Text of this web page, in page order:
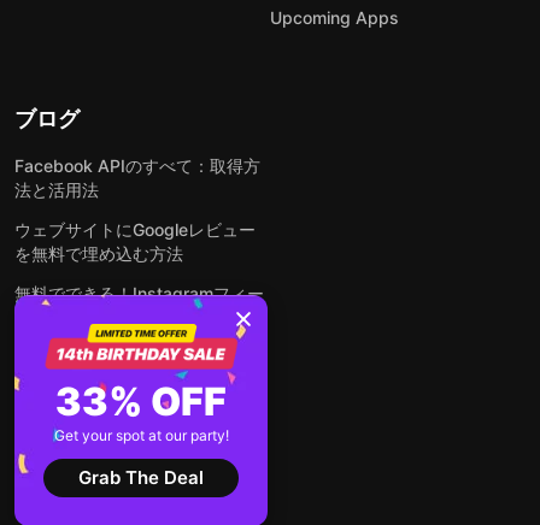
Upcoming Apps
ブログ
Facebook APIのすべて：取得方
法と活用法
ウェブサイトにGoogleレビュー
を無料で埋め込む方法
無料でできる！Instagramフィー
ドをウェブサイトに埋め込む方法
どんなウェブサイトにも無料でフ
ォームを埋め込む方法
WordPressサイトにLinkedInフ
ィードを埋め込む方法は？
全ての投稿を見る
33% OFF
Get your spot at our party!
Grab The Deal